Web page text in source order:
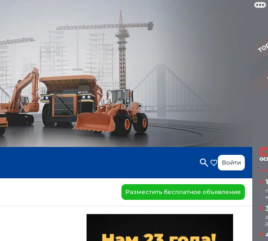
Войти
Разместить бесплатное объявление